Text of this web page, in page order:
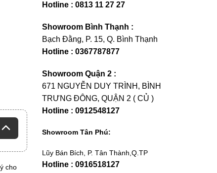
cho
Hotline : 0813 11 27 27
Showroom Bình Thạnh :
Bạch Đằng, P. 15, Q. Bình Thạnh
Hotline : 0367787877
Showroom Quận 2 :
671 NGUYỄN DUY TRÌNH, BÌNH
TRƯNG ĐÔNG, QUẬN 2 ( CỦ )
Hotline : 0912548127
Showroom Tân Phú:
Lũy Bán Bích, P. Tân Thành,Q.TP
Hotline : 0916518127